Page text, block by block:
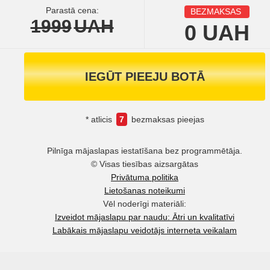
Parastā cena:
1999UAH
BEZMAKSAS
0 UAH
IEGŪT PIEEJU BOTĀ
* atlicis 7 bezmaksas pieejas
Pilnīga mājaslapas iestatīšana bez programmētāja.
© Visas tiesības aizsargātas
Privātuma politika
Lietošanas noteikumi
Vēl noderīgi materiāli:
Izveidot mājaslapu par naudu: Ātri un kvalitatīvi
Labākais mājaslapu veidotājs interneta veikalam